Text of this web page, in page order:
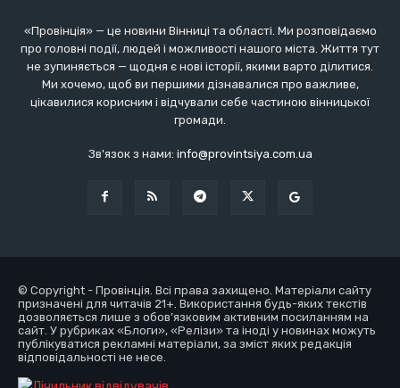
«Провінція» — це новини Вінниці та області. Ми розповідаємо
про головні події, людей і можливості нашого міста. Життя тут
не зупиняється — щодня є нові історії, якими варто ділитися.
Ми хочемо, щоб ви першими дізнавалися про важливе,
цікавилися корисним і відчували себе частиною вінницької
громади.
Зв'язок з нами: info@provintsiya.com.ua
© Copyright - Провінція. Всі права захищено. Матеріали сайту
призначені для читачів 21+. Використання будь-яких текстів
дозволяється лише з обов’язковим активним посиланням на
сайт. У рубриках «Блоги», «Релізи» та іноді у новинах можуть
публікуватися рекламні матеріали, за зміст яких редакція
відповідальності не несе.